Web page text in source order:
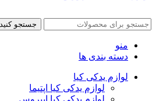
جستجو کنید
منو
دسته بندی ها
لوازم یدکی کیا
لوازم یدکی کیا اپتیما
لوازم یدکی کیا اپیروس